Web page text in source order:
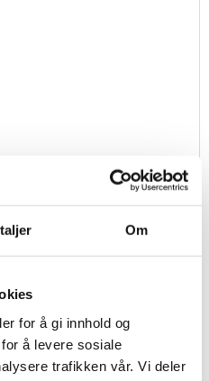
Om
for å gi innhold og
å levere sosiale
trafikken vår. Vi deler